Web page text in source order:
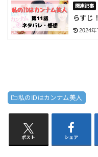
らすじ
2024年
私のIDはカンナム美人
ポスト シェア